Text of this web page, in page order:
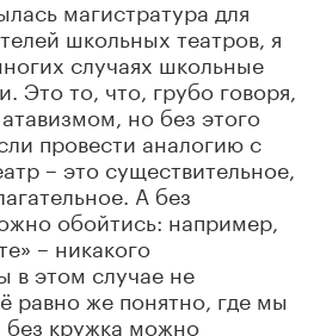
магистратура для
школьных театров, я
случаях школьные
Это то, что, грубо говоря,
но без этого
провести аналогию с
– это существительное,
А без
обойтись: например,
– никакого
в этом случае не
равно же понятно, где мы
без кружка можно